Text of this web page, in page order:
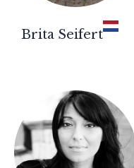
Brita Seifert